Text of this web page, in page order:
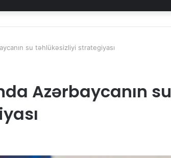
su təhlükəsizliyi strategiyası
Azərbaycanın su